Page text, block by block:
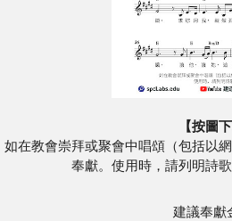
【按圖
如在教會崇拜或聚會中唱頌（包括以
奉獻。使用時，請列明詩
建議奉獻